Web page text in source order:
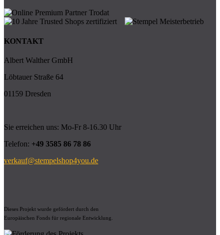
KONTAKT
Albert Walther GmbH
Löbtauer Straße 64
01159 Dresden
Sie erreichen uns: Mo-Fr 8-16.30 Uhr
Telefon: +49 3585 86 78 86
verkauf@stempelshop4you.de
Dieses Projekt wurde gefördert durch den
Europäischen Fonds für regionale Entwicklung.